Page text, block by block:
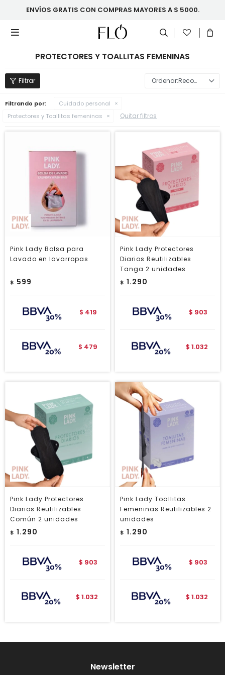
ENVÍOS GRATIS CON COMPRAS MAYORES A $ 5000.

PROTECTORES Y TOALLITAS FEMENINAS
Recomendados
Filtrando por:
Cuidado personal
Protectores y Toallitas femeninas
Quitar filtros
Pink Lady Bolsa para
Lavado en lavarropas
$ 599
$ 419
$ 479
Pink Lady Protectores
Diarios Reutilizables
Tanga 2 unidades
$ 1.290
$ 903
$ 1.032
Pink Lady Protectores
Diarios Reutilizables
Común 2 unidades
$ 1.290
$ 903
$ 1.032
Pink Lady Toallitas
Femeninas Reutilizables 2
unidades
$ 1.290
$ 903
$ 1.032
Newsletter